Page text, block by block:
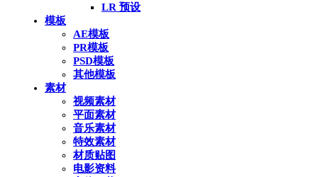
LR 预设
模板
AE模板
PR模板
PSD模板
其他模板
素材
视频素材
平面素材
音乐素材
特效素材
材质贴图
电影资料